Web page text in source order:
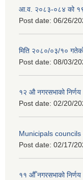
आ.व. २०८३-०८४ को १९
Post date: 06/26/
मिति २०८०/०३/१० गतेको
Post date: 08/03/
१२ औ नगरसभाको निर्णय
Post date: 02/20/
Municipals councils
Post date: 02/17/
११ ‌औँ नगरसभाको निर्णय